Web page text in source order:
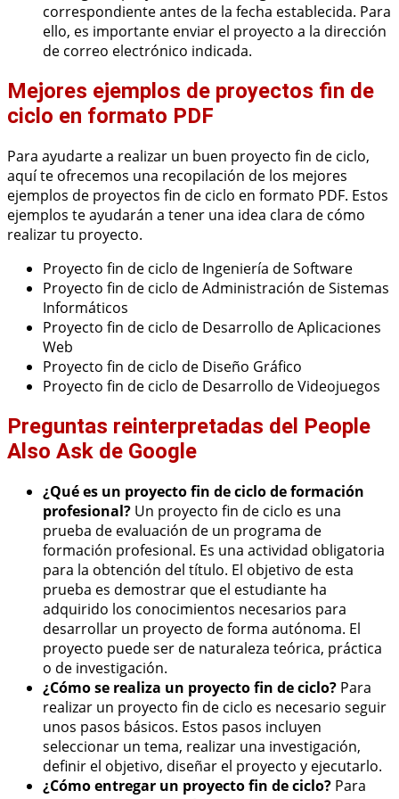
correspondiente antes de la fecha establecida. Para
ello, es importante enviar el proyecto a la dirección
de correo electrónico indicada.
Mejores ejemplos de proyectos fin de
ciclo en formato PDF
Para ayudarte a realizar un buen proyecto fin de ciclo,
aquí te ofrecemos una recopilación de los mejores
ejemplos de proyectos fin de ciclo en formato PDF. Estos
ejemplos te ayudarán a tener una idea clara de cómo
realizar tu proyecto.
Proyecto fin de ciclo de Ingeniería de Software
Proyecto fin de ciclo de Administración de Sistemas
Informáticos
Proyecto fin de ciclo de Desarrollo de Aplicaciones
Web
Proyecto fin de ciclo de Diseño Gráfico
Proyecto fin de ciclo de Desarrollo de Videojuegos
Preguntas reinterpretadas del People
Also Ask de Google
¿Qué es un proyecto fin de ciclo de formación
profesional? Un proyecto fin de ciclo es una
prueba de evaluación de un programa de
formación profesional. Es una actividad obligatoria
para la obtención del título. El objetivo de esta
prueba es demostrar que el estudiante ha
adquirido los conocimientos necesarios para
desarrollar un proyecto de forma autónoma. El
proyecto puede ser de naturaleza teórica, práctica
o de investigación.
¿Cómo se realiza un proyecto fin de ciclo? Para
realizar un proyecto fin de ciclo es necesario seguir
unos pasos básicos. Estos pasos incluyen
seleccionar un tema, realizar una investigación,
definir el objetivo, diseñar el proyecto y ejecutarlo.
¿Cómo entregar un proyecto fin de ciclo? Para